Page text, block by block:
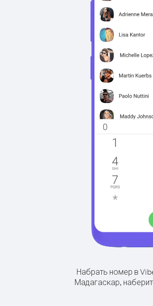
Набрать номер в
Мадагаскар,